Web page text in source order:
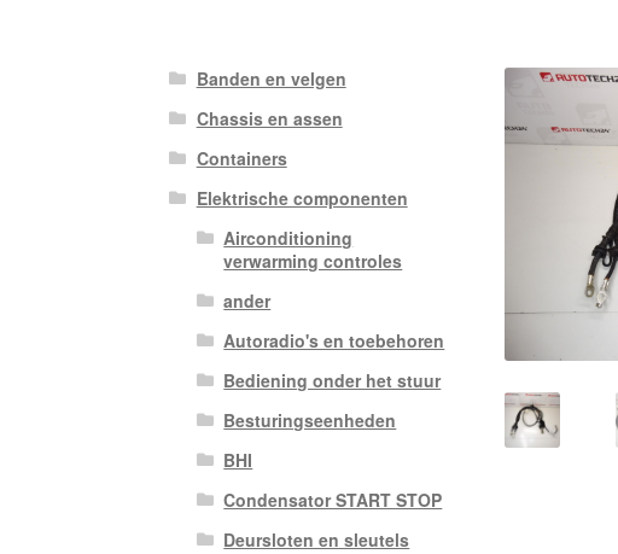
Banden en velgen
Chassis en assen
Containers
Elektrische componenten
Airconditioning
verwarming controles
ander
Autoradio's en toebehoren
Bediening onder het stuur
Besturingseenheden
BHI
Condensator START STOP
Deursloten en sleutels